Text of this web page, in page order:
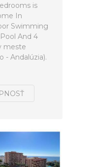
is
In
Swimming
And 4
meste
- Andalúzia).